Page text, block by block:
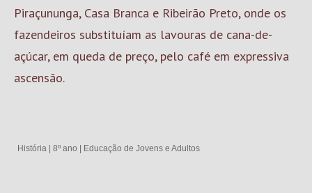
Piraçununga, Casa Branca e Ribeirão Preto, onde os
fazendeiros substituíam as lavouras de cana-de-
açúcar, em queda de preço, pelo café em expressiva
ascensão.
História 8º ano Educação de Jovens e Adultos